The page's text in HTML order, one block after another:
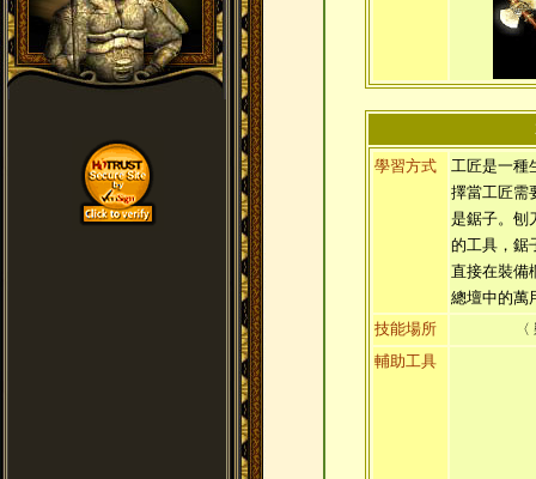
學習方式
工匠是一種
擇當工匠需
是鋸子。刨
的工具，鋸
直接在裝備
總壇中的萬
技能場所
輔助工具